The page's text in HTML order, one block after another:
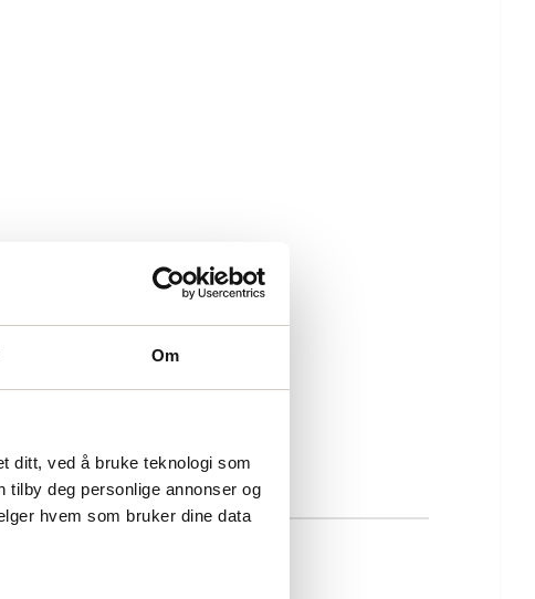
Om
ditt, ved å bruke teknologi som
tilby deg personlige annonser og
hvem som bruker dine data